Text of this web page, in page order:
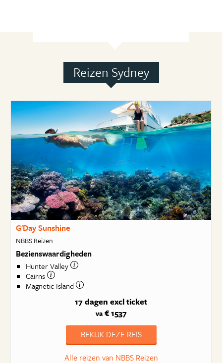
Reizen Sydney
G'Day Sunshine
NBBS Reizen
Bezienswaardigheden
Hunter Valley
Cairns
Magnetic Island
17 dagen excl ticket
va€ 1537
BEKIJK DEZE REIS
Alle reizen van NBBS Reizen